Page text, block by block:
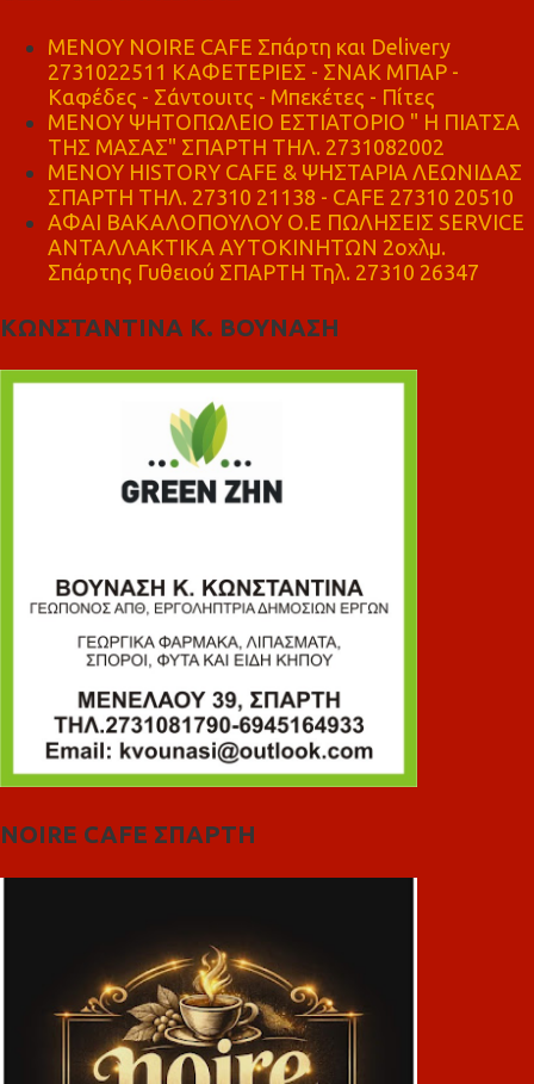
MENOY NOIRE CAFE Σπάρτη και Delivery
2731022511 ΚΑΦΕΤΕΡΙΕΣ - ΣΝΑΚ ΜΠΑΡ -
Καφέδες - Σάντουιτς - Μπεκέτες - Πίτες
ΜΕΝΟΥ ΨΗΤΟΠΩΛΕΙΟ ΕΣΤΙΑΤΟΡΙΟ " Η ΠΙΑΤΣΑ
ΤΗΣ ΜΑΣΑΣ" ΣΠΑΡΤΗ ΤΗΛ. 2731082002
ΜΕΝΟΥ HISTORY CAFE & ΨΗΣΤΑΡΙΑ ΛΕΩΝΙΔΑΣ
ΣΠΑΡΤΗ ΤΗΛ. 27310 21138 - CAFE 27310 20510
ΑΦΑΙ ΒΑΚΑΛΟΠΟΥΛΟΥ Ο.Ε ΠΩΛΗΣΕΙΣ SERVICE
ΑΝΤΑΛΛΑΚΤΙΚΑ ΑΥΤΟΚΙΝΗΤΩΝ 2οχλμ.
Σπάρτης Γυθειού ΣΠΑΡΤΗ Τηλ. 27310 26347
ΚΩΝΣΤΑΝΤΙΝΑ Κ. ΒΟΥΝΑΣΗ
NOIRE CAFE ΣΠΑΡΤΗ